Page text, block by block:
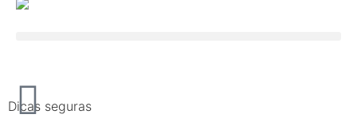
Dicas seguras